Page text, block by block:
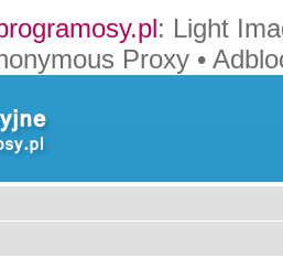
: Light
Proxy •